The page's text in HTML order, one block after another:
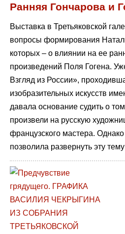
Ранняя Гончарова и
Выставка в Третьяковской
вопросы формирования
которых – о влиянии на ее
произведений Поля Гогена.
Взгляд из России»,
изобразительных искусств
давала основание судить о
произвели на русскую
французского мастера.
позволила развернуть эту